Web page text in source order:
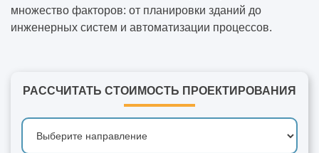
множество факторов: от планировки зданий до
инженерных систем и автоматизации процессов.
РАССЧИТАТЬ СТОИМОСТЬ ПРОЕКТИРОВАНИЯ